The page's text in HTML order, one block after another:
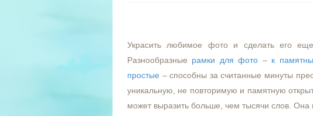
Украсить любимое фото и сделать его
Разнообразные рамки для фото – к
простые – способны за считанные минуты
уникальную, не повторимую и памятную
может выразить больше, чем тысячи слов.